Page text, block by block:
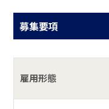
療を提供しています。
具体的には？
亀田総合病院は370年
募集要項
雇用形態